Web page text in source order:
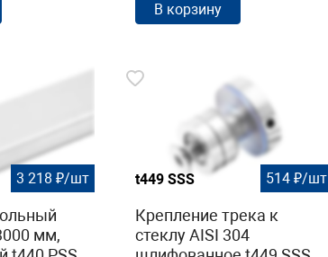
В корзину
3 218 ₽/шт
мм,
t449 SSS 514 ₽/шт
Крепление трека к
стеклу AISI 304